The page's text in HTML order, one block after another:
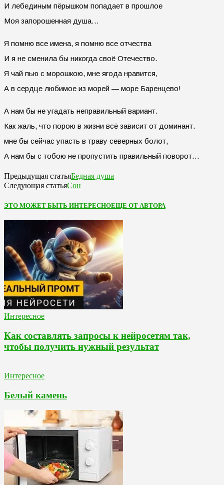
И лебединым пёрышком попадает в прошлое
Моя запорошенная душа…
Я помню все имена, я помню все отчества
И я не сменила бы никогда своё Отечество.
Я чай пью с морошкою, мне ягода нравится,
А в сердце любимое из морей — море Баренцево!
А нам бы не угадать неправильный вариант.
Как жаль, что порою в жизни всё зависит от доминант.
мне бы сейчас упасть в траву северных болот,
А нам бы с тобою не пропустить правильный поворот…
Предыдущая статьяБедная душа
Следующая статьяСон
ЭТО МОЖЕТ БЫТЬ ИНТЕРЕСНОЕЩЕ ОТ АВТОРА
Интересное
Как составлять запросы к нейросетям так,
чтобы получить нужный результат
Интересное
Белый камень